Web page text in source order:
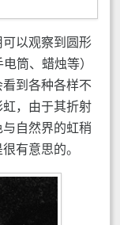
以观察到圆形
筒、蜡烛等）
到各种各样不
，由于其折射
自然界的虹稍
有意思的。